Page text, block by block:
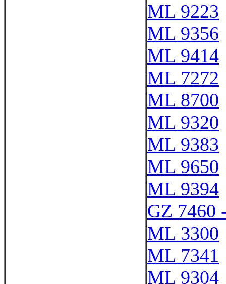
ML 9223
ML 9356
ML 9414
ML 7272
ML 8700
ML 9320
ML 9383
ML 9650
ML 9394
GZ 7460
ML 3300
ML 7341
ML 9304